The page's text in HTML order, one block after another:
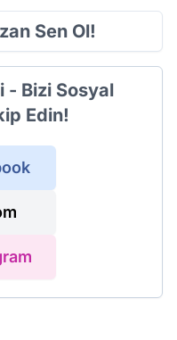
Sen Ol!
- Bizi Sosyal
Edin!